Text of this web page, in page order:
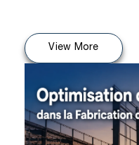
View More